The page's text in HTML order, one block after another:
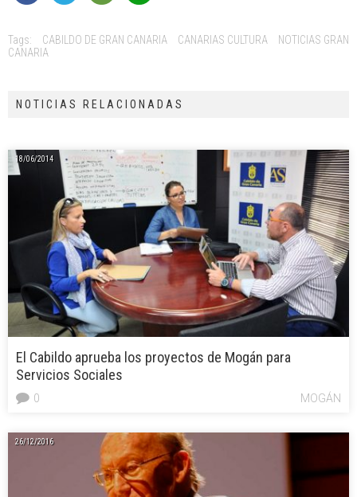
Tags: CABILDO DE GRAN CANARIA CANARIAS CULTURA
NOTICIAS GRAN
CANARIA
NOTICIAS RELACIONADAS
18/06/2014
El Cabildo aprueba los proyectos de Mogán para
Servicios Sociales
MOGÁN
0
26/12/2016